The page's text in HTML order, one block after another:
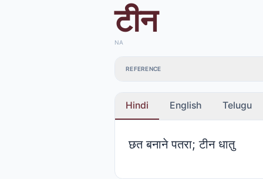
टीन
NA
REFERENCE
Hindi English Telugu
छत बनाने पतरा; टीन धातु